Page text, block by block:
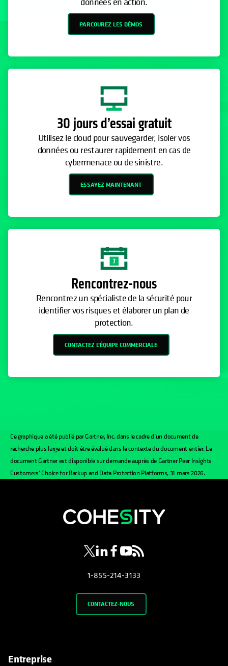
PARCOUREZ LES DÉMOS
30 jours d’essai gratuit
Utilisez le cloud pour sauvegarder, isoler vos
données ou restaurer rapidement en cas de
cybermenace ou de sinistre.
ESSAYEZ MAINTENANT
Rencontrez-nous
Rencontrez un spécialiste de la sécurité pour
identifier vos risques et élaborer un plan de
protection.
CONTACTEZ L’ÉQUIPE COMMERCIALE
Ce graphique a été publié par Gartner, Inc. dans le cadre d’un document de
recherche plus large et doit être évalué dans le contexte du document entier. Le
document Gartner est disponible sur demande auprès de Gartner Peer Insights
Customers’ Choice for Backup and Data Protection Platforms, 31 mars 2026.
s’ouvre dans un nouvel onglet
s’ouvre dans un nouvel onglet
s’ouvre dans un nouvel onglet
s’ouvre dans un nouvel
s’ouvre dans un nouvel
1-855-214-3133
CONTACTEZ-NOUS
Entreprise